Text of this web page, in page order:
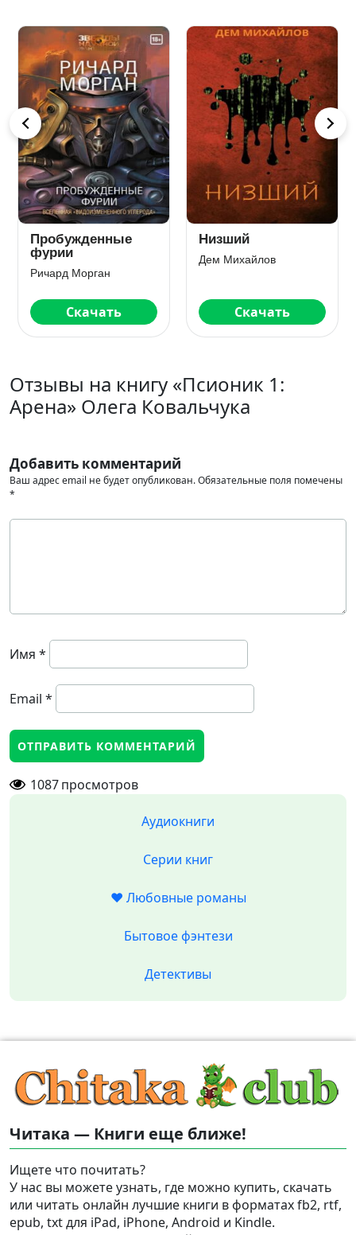
Пробужденные
фурии
Ричард Морган
Скачать
Низший
Дем Михайлов
Скачать
Отзывы на книгу «Псионик 1:
Арена» Олега Ковальчука
Добавить комментарий
Ваш адрес email не будет опубликован.Обязательные поля помечены
*
Имя *
Email *
1087просмотров
Аудиокниги
Серии книг
❤️ Любовные романы
Бытовое фэнтези
Детективы
Читака — Книги еще ближе!
Ищете что почитать?
У нас вы можете узнать, где можно купить, скачать
или читать онлайн лучшие книги в форматах fb2, rtf,
epub, txt для iPad, iPhone, Android и Kindle.